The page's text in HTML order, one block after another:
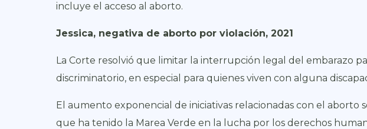
incluye el acceso al aborto.
Jessica, negativa de aborto por violación, 2021
La Corte resolvió que limitar la interrupción legal del embarazo
discriminatorio, en especial para quienes viven con alguna
El aumento exponencial de iniciativas relacionadas con el aborto
que ha tenido la Marea Verde en la lucha por los derechos